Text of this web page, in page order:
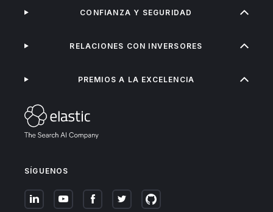
SÍGUENOS
CONFIANZA Y SEGURIDAD
RELACIONES CON INVERSORES
PREMIOS A LA EXCELENCIA